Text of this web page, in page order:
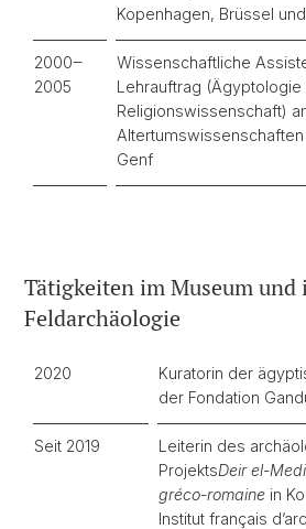
Kopenhagen, Brüssel
2000‒
2005
Wissenschaftliche
Lehrauftrag (Ägyptologie
Religionswissenschaft)
Genf
Tätigkeiten im Museum und
Feldarchäologie
2020
Kuratorin der
der Fondation
Seit 2019
Leiterin des
ProjektsDeir el-
gréco-romaine in
Institut français